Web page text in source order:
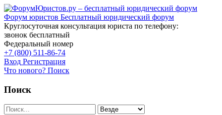
Форум юристов Бесплатный юридический форум
Круглосуточная консультация юриста по телефону:
звонок бесплатный
Федеральный номер
+7 (800) 511-86-74
Вход Регистрация
Что нового? Поиск
Поиск